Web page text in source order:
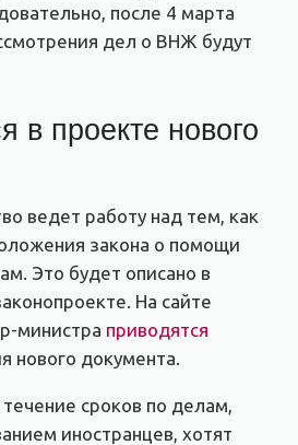
после 4 марта
дел о ВНЖ будут
в проекте нового
ведет работу над тем, как
закона о помощи
Это будет описано в
На сайте
министра приводятся
нового документа.
сроков по делам,
иностранцев, хотят